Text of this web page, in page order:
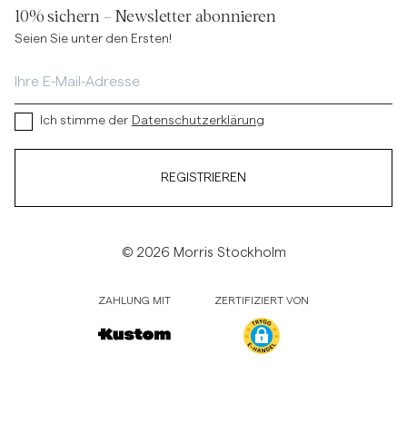
10% sichern – Newsletter abonnieren
Seien Sie unter den Ersten!
Ich stimme der Datenschutzerklärung
REGISTRIEREN
© 2026 Morris Stockholm
ZAHLUNG MIT ZERTIFIZIERT VON